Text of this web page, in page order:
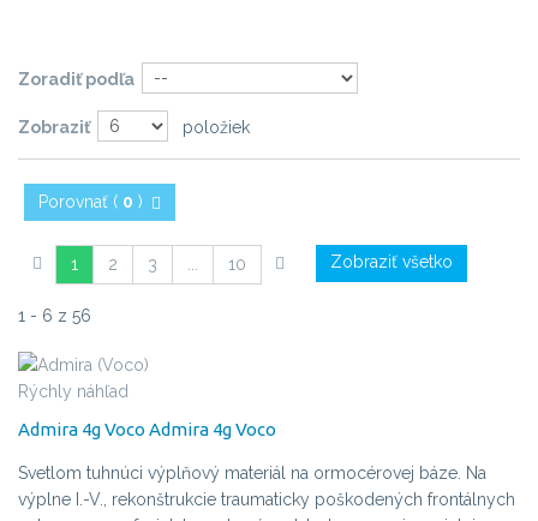
Zoradiť podľa
Zobraziť položiek
Porovnať ( 0 )
Zobraziť všetko
1 2 3 10
1 - 6 z 56
Rýchly náhľad
Admira 4g Voco Admira 4g Voco
Svetlom tuhnúci výplňový materiál na ormocérovej báze. Na
výplne I.-V., rekonštrukcie traumaticky poškodených frontálnych